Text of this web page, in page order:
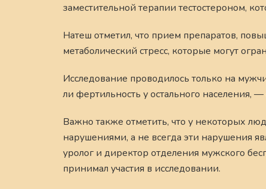
заместительной терапии тестостероном,
Натеш отметил, что прием препаратов,
метаболический стресс, которые могут
Исследование проводилось только на
ли фертильность у остального населения,
Важно также отметить, что у некоторых
нарушениями, а не всегда эти нарушения
уролог и директор отделения мужского
принимал участия в исследовании.